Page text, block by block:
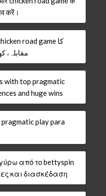
करें।
مقابلہ،
with top pragmatic
and huge wins
play para
από το bettyspin
και διασκέδαση